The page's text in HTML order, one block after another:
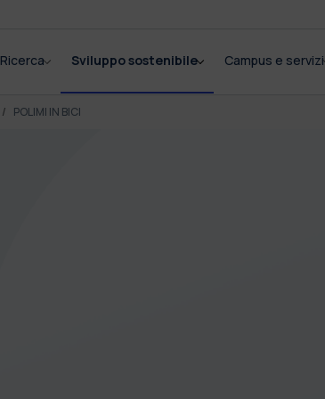
Ricerca Sviluppo sostenibile Campus e servizi
POLIMI IN BICI